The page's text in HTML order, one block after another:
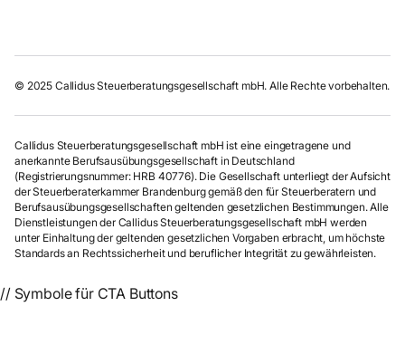
© 2025 Callidus Steuerberatungsgesellschaft mbH. Alle Rechte vorbehalten.
Callidus Steuerberatungsgesellschaft mbH ist eine eingetragene und
anerkannte Berufsausübungsgesellschaft in Deutschland
(Registrierungsnummer: HRB 40776). Die Gesellschaft unterliegt der Aufsicht
der Steuerberaterkammer Brandenburg gemäß den für Steuerberatern und
Berufsausübungsgesellschaften geltenden gesetzlichen Bestimmungen. Alle
Dienstleistungen der Callidus Steuerberatungsgesellschaft mbH werden
unter Einhaltung der geltenden gesetzlichen Vorgaben erbracht, um höchste
Standards an Rechtssicherheit und beruflicher Integrität zu gewährleisten.
// Symbole für CTA Buttons